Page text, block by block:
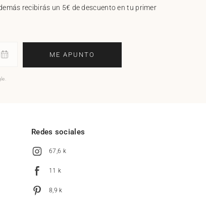
recibirás un 5€ de descuento en tu primer
ME APUNTO
Redes sociales
67,6 k
11 k
8,9 k